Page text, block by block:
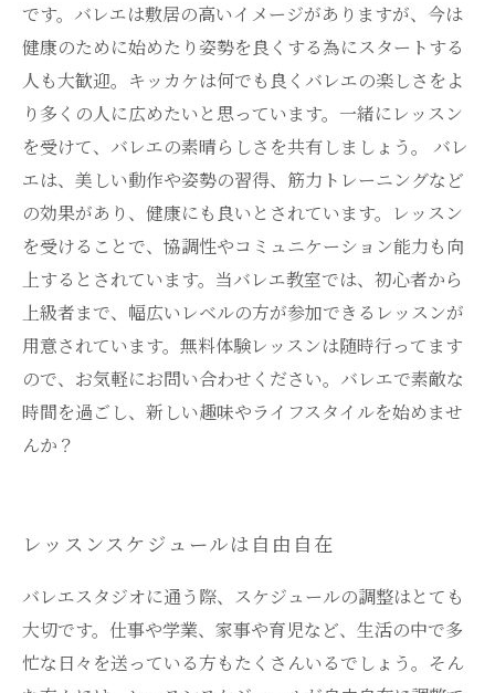
です。バレエは敷居の高いイメージがありますが、今は
健康のために始めたり姿勢を良くする為にスタートする
人も大歓迎。キッカケは何でも良くバレエの楽しさをよ
り多くの人に広めたいと思っています。一緒にレッスン
を受けて、バレエの素晴らしさを共有しましょう。 バレ
エは、美しい動作や姿勢の習得、筋力トレーニングなど
の効果があり、健康にも良いとされています。レッスン
を受けることで、協調性やコミュニケーション能力も向
上するとされています。当バレエ教室では、初心者から
上級者まで、幅広いレベルの方が参加できるレッスンが
用意されています。無料体験レッスンは随時行ってます
ので、お気軽にお問い合わせください。バレエで素敵な
時間を過ごし、新しい趣味やライフスタイルを始めませ
んか？
レッスンスケジュールは自由自在
バレエスタジオに通う際、スケジュールの調整はとても
大切です。仕事や学業、家事や育児など、生活の中で多
忙な日々を送っている方もたくさんいるでしょう。そん